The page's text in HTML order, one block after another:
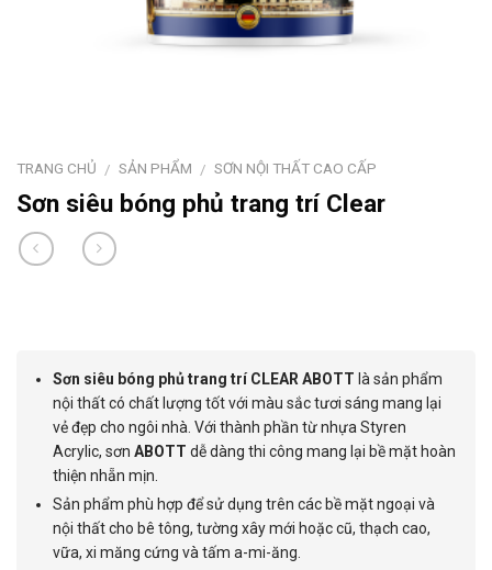
TRANG CHỦ / SẢN PHẨM / SƠN NỘI THẤT CAO CẤP
Sơn siêu bóng phủ trang trí Clear
Sơn siêu bóng phủ trang trí CLEAR ABOTTlà sản phẩm
nội thất có chất lượng tốt với màu sắc tươi sáng mang lại
vẻ đẹp cho ngôi nhà. Với thành phần từ nhựa Styren
Acrylic, sơnABOTTdễ dàng thi công mang lại bề mặt hoàn
thiện nhẵn mịn.
Sản phẩm phù hợp để sử dụng trên các bề mặt ngoại và
nội thất cho bê tông, tường xây mới hoặc cũ, thạch cao,
vữa, xi măng cứng và tấm a-mi-ăng.